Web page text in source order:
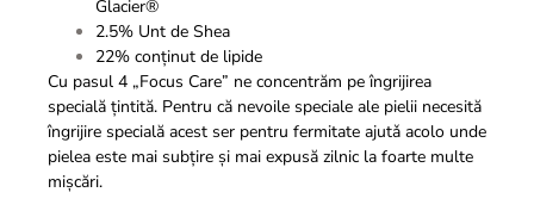
Glacier®
2.5% Unt de Shea
22% conținut de lipide
Cu pasul 4 „Focus Care” ne concentrăm pe îngrijirea
specială țintită. Pentru că nevoile speciale ale pielii necesită
îngrijire specială acest ser pentru fermitate ajutǎ acolo unde
pielea este mai subțire şi mai expusă zilnic la foarte multe
mișcări.